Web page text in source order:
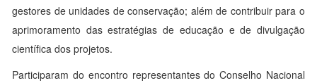
gestores de unidades de conservação; além de contribuir para o
aprimoramento das estratégias de educação e de divulgação
científica dos projetos.
Participaram do encontro representantes do Conselho Nacional